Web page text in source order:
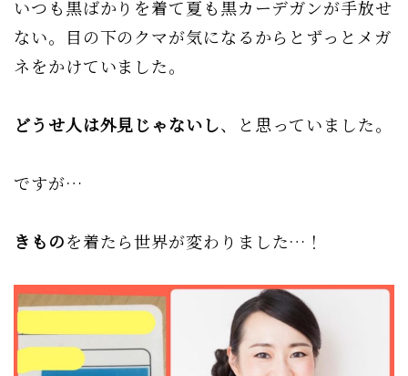
いつも黒ばかりを着て夏も黒カーデガンが手放せ
ない。目の下のクマが気になるからとずっとメガ
ネをかけていました。
どうせ人は外見じゃないし、と思っていました。
ですが…
きものを着たら世界が変わりました…！